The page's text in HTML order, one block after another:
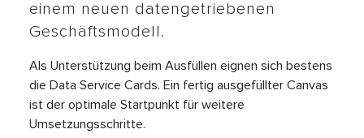
einem neuen datengetriebenen
Geschäftsmodell.
Als Unterstützung beim Ausfüllen eignen sich bestens
die Data Service Cards. Ein fertig ausgefüllter Canvas
ist der optimale Startpunkt für weitere
Umsetzungsschritte.